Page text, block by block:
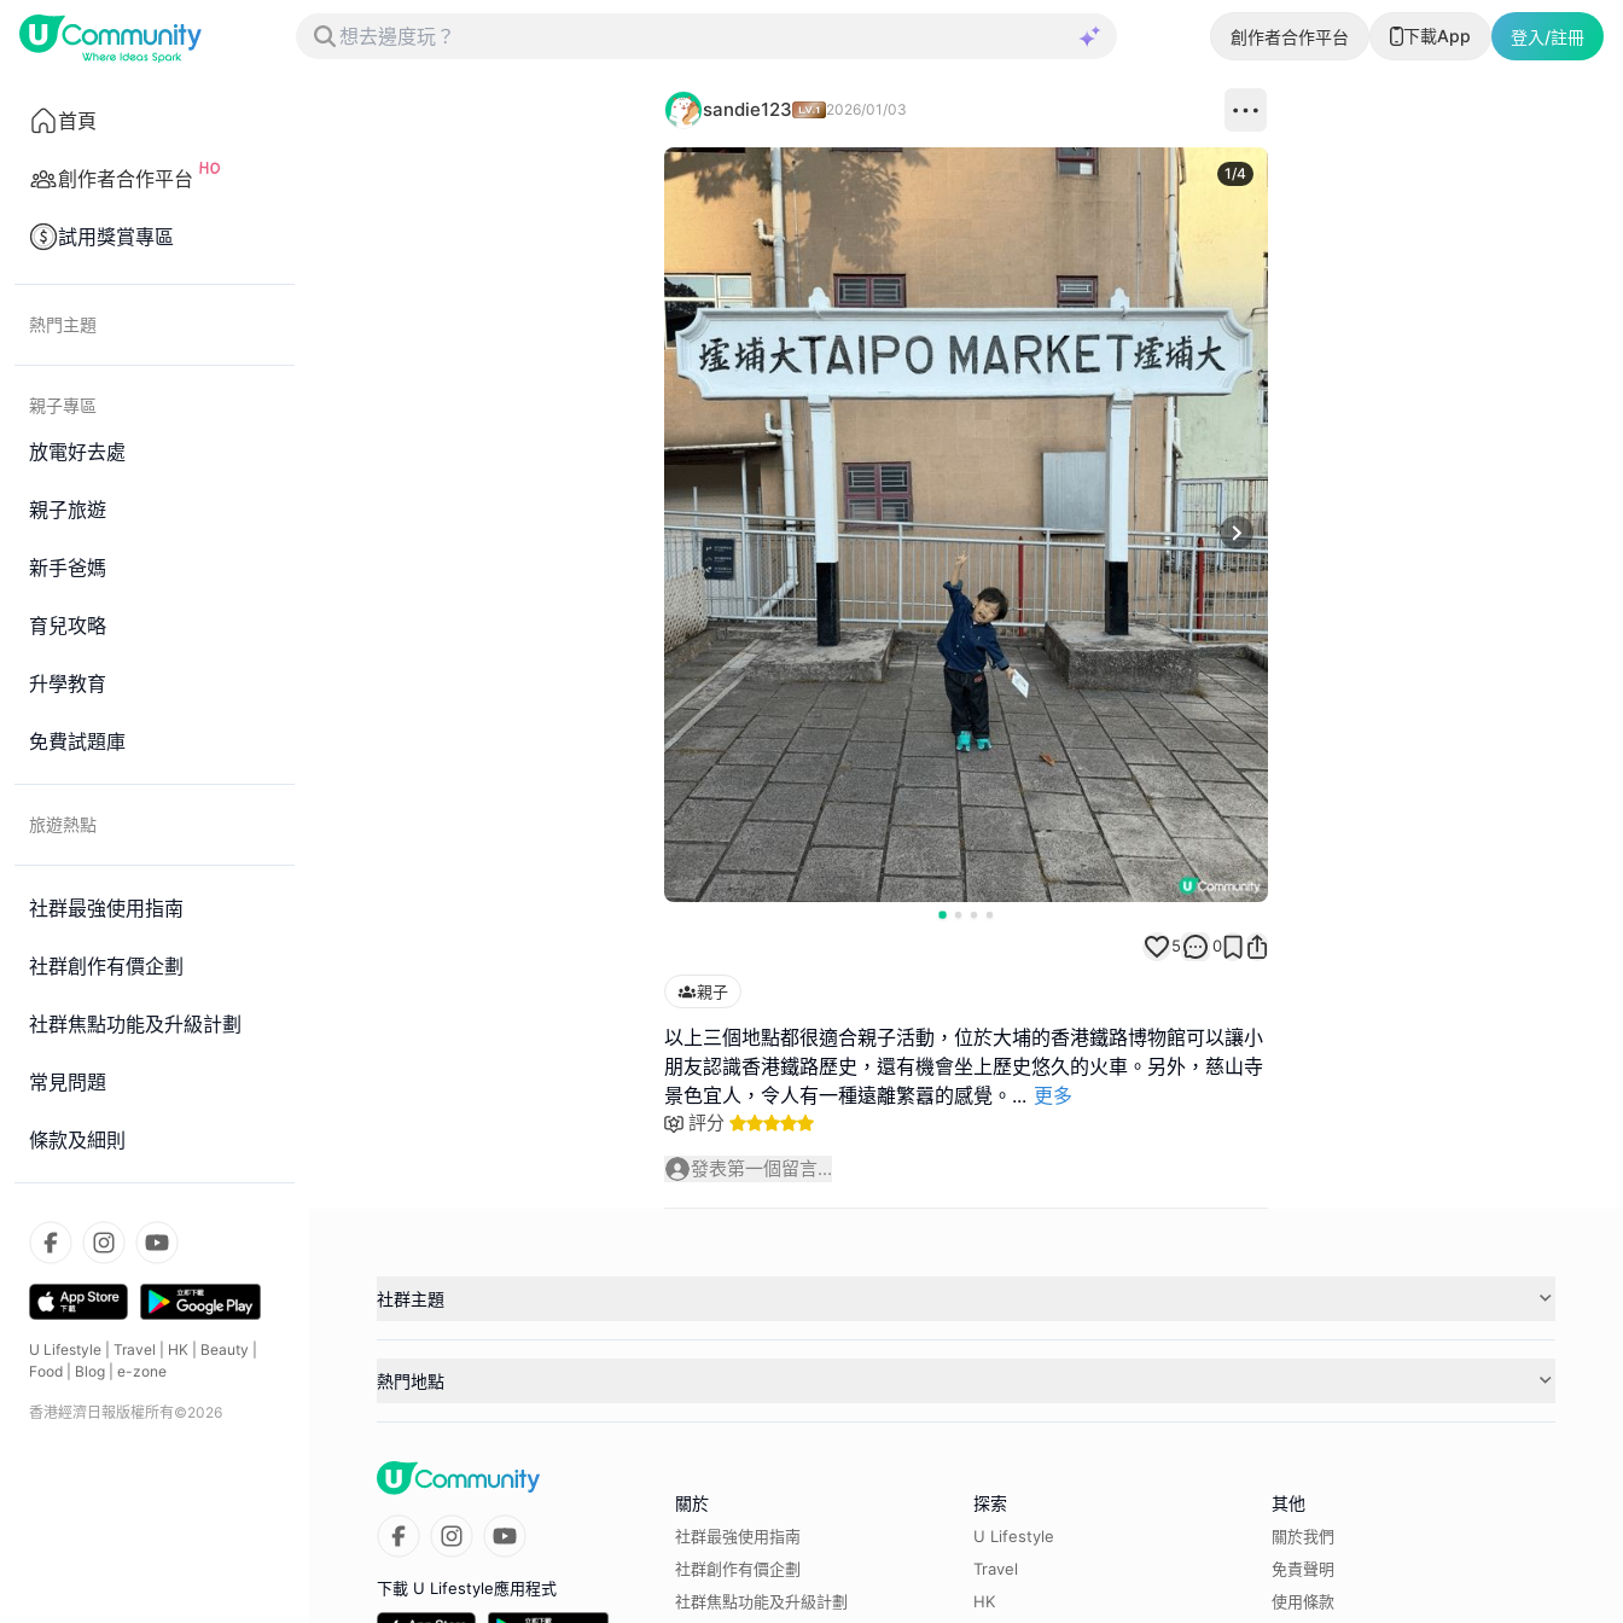
創作者合作平台 下載App 登入/註冊
首頁
創作者合作平台
試用獎賞專區
熱門主題
親子專區
放電好去處
親子旅遊
新手爸媽
育兒攻略
升學教育
免費試題庫
旅遊熱點
社群最強使用指南
社群創作有價企劃
社群焦點功能及升級計劃
常見問題
條款及細則
U Lifestyle Travel HK Beauty
Food
Blog e-zone
香港經濟日報版權所有©2026
sandie123 2026/01/03
Next slide
1/4
5 0
親子
以上三個地點都很適合親子活動，位於大埔的香港鐵路博物館可以讓小
朋友認識香港鐵路歷史，還有機會坐上歷史悠久的火車。另外，慈山寺
景色宜人，令人有一種遠離繁囂的感覺。 ... 更多
評分
發表第一個留言...
社群主題
熱門地點
下載 U Lifestyle應用程式
關於
社群最強使用指南
社群創作有價企劃
社群焦點功能及升級計劃
探索
U Lifestyle
Travel
HK
其他
關於我們
免責聲明
使用條款